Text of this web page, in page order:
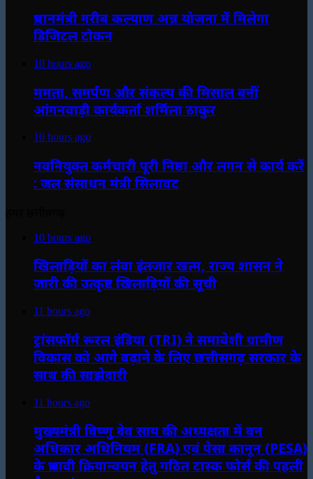
प्रधानमंत्री गरीब कल्याण अन्न योजना में मिलेगा
डिजिटल टोकन
10 hours ago
ममता, समर्पण और संकल्प की मिसाल बनीं
आंगनवाड़ी कार्यकर्ता शर्मिला ठाकुर
10 hours ago
नवनियुक्त कर्मचारी पूरी निष्ठा और लगन से कार्य करें
: जल संसाधन मंत्री सिलावट
10 hours ago
खिलाड़ियों का लंबा इंतजार खत्म, राज्य शासन ने
जारी की उत्कृष्ट खिलाड़ियों की सूची
11 hours ago
ट्रांसफॉर्म रूरल इंडिया (TRI) ने समावेशी ग्रामीण
विकास को आगे बढ़ाने के लिए छत्तीसगढ़ सरकार के
साथ की साझेदारी
11 hours ago
मुख्यमंत्री विष्णु देव साय की अध्यक्षता में वन
अधिकार अधिनियम (FRA) एवं पेसा कानून (PESA)
के प्रभावी क्रियान्वयन हेतु गठित टास्क फोर्स की पहली